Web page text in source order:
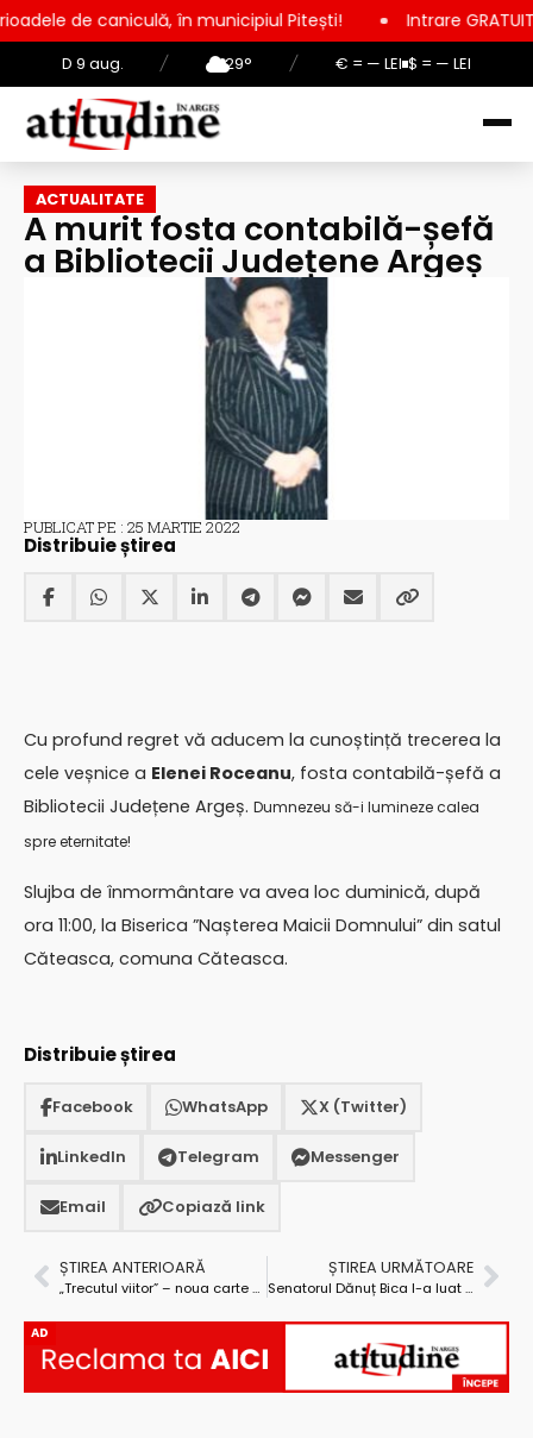
D 9 aug. / 29° / € = — LEI $ = — LEI
în municipiul Pitești! Intrare GRATUITĂ pentru
ACTUALITATE
A murit fosta contabilă-șefă
a Bibliotecii Județene Argeș
PUBLICAT PE : 25 MARTIE 2022
Distribuie știrea
Cu profund regret vă aducem la cunoștință trecerea la
cele veșnice a Elenei Roceanu, fosta contabilă-șefă a
Bibliotecii Județene Argeș. Dumnezeu să-i lumineze calea
spre eternitate!
Slujba de înmormântare va avea loc duminică, după
ora 11:00, la Biserica ”Nașterea Maicii Domnului” din satul
Căteasca, comuna Căteasca.
Distribuie știrea
Facebook WhatsApp X (Twitter)
LinkedIn Telegram Messenger
Email Copiază link
ȘTIREA ANTERIOARĂ
„Trecutul viitor” – noua carte de poezii a jurnalistului Spiridon Voinescu
ȘTIREA URMĂTOARE
Senatorul Dănuț Bica l-a luat la întrebări pe ministrul Transporturilor despre reabilitarea căii ferate București–Pitești
AD